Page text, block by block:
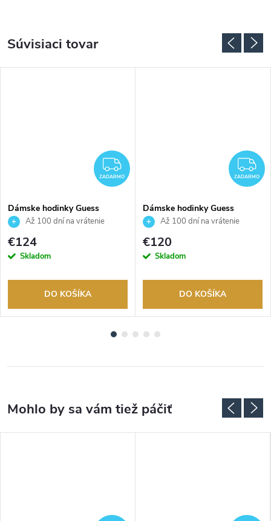
Súvisiaci tovar
ZADARMO
ZADARMO
Dámske hodinky Guess
GW0930L2
Až 100 dní na vrátenie
tovaru. Autorizovaný predajca.
€124
Skladom
DO KOŠÍKA
ZADARMO
Dámske hodinky Guess
GW0931L8
Až 100 dní na vrátenie
tovaru. Autorizovaný predajca.
€120
Skladom
DO KOŠÍKA